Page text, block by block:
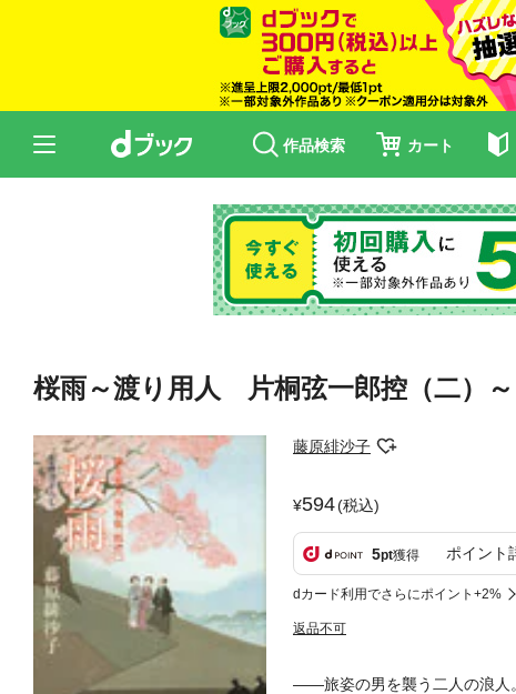
作品検索 カート
桜雨～渡り用人 片桐弦一郎控（二）～
藤原緋沙子
594(税込)
5pt獲得 ポイント
dカード利用でさらにポイント+2%
返品不可
――旅姿の男を襲う二人の浪人